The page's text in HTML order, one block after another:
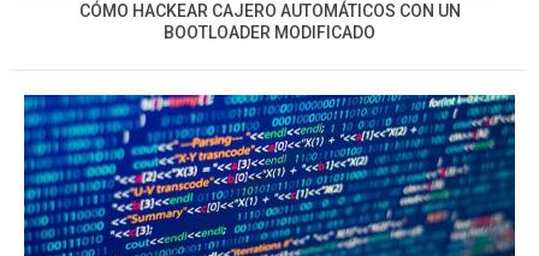
CÓMO HACKEAR CAJERO AUTOMÁTICOS CON UN
BOOTLOADER MODIFICADO